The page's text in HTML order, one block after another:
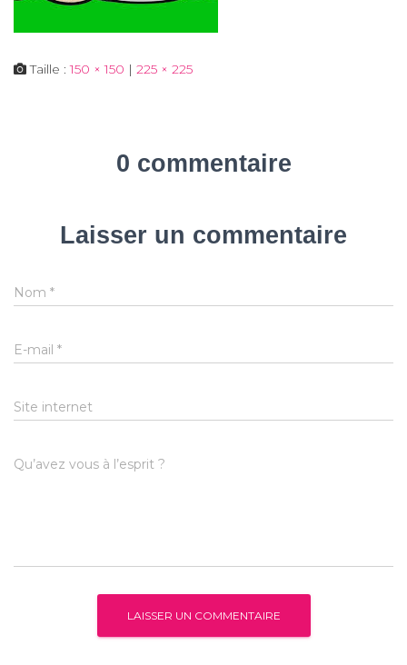
Taille :150 × 150 | 225 × 225
0 commentaire
Laisser un commentaire
Nom *
E-mail *
Site internet
Qu’avez vous à l’esprit ?